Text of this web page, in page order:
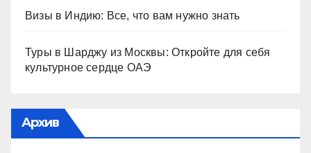
Визы в Индию: Все, что вам нужно знать
Туры в Шарджу из Москвы: Откройте для себя
культурное сердце ОАЭ
Архив